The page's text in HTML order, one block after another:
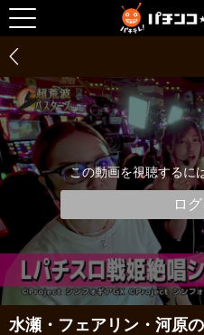
この動画を視聴するに
ロ
水瀬・フェアリン・河原